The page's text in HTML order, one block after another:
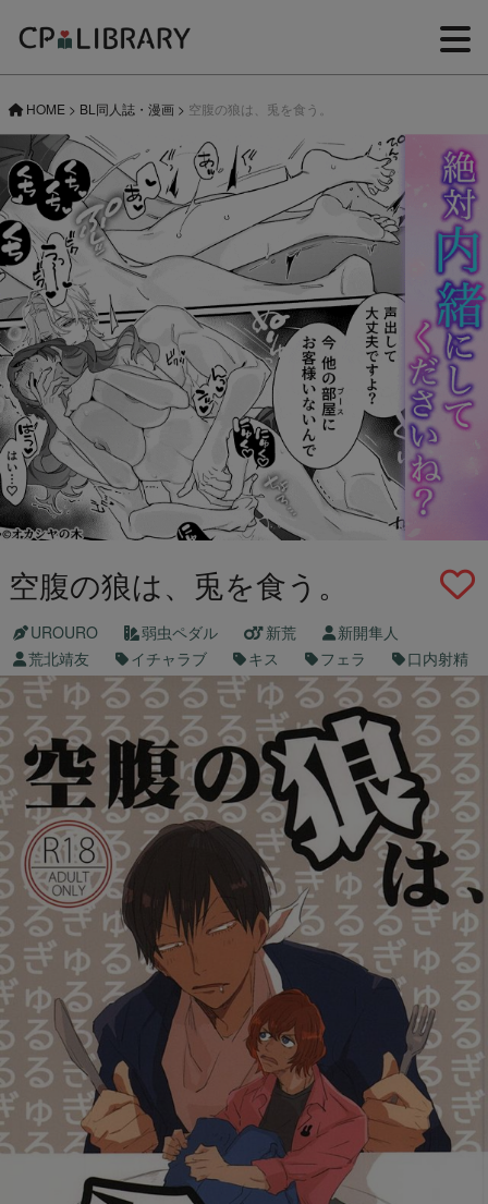
HOME > BL同人誌・漫画 > 空腹の狼は、兎を食う。
空腹の狼は、兎を食う。
UROURO 弱虫ペダル 新荒
新開隼人
荒北靖友
イチャラブ キス フェラ 口内射精